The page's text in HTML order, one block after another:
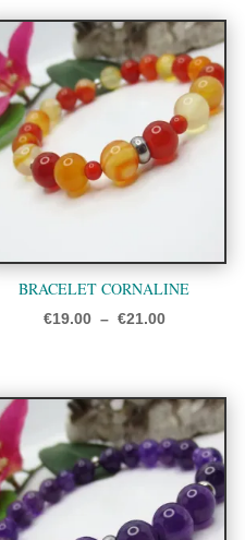
BRACELET CORNALINE
€19.00 – €21.00Plage
€19.00
€21.00